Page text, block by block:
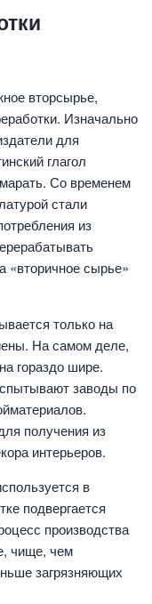
вторсырье,
Изначально
для
глагол
Со временем
стали
из
«вторичное сырье»
только на
На самом деле,
гораздо шире.
заводы по
получения из
интерьеров.
в
подвергается
производства
чище, чем
загрязняющих